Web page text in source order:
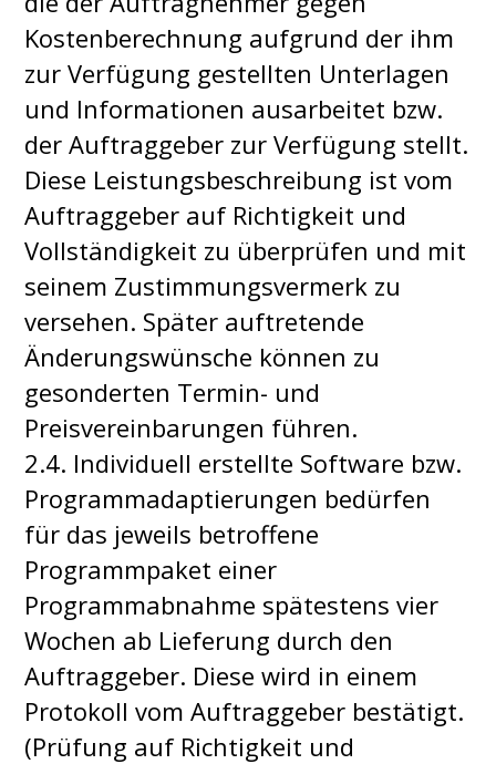
Kostenberechnung aufgrund der ihm
zur Verfügung gestellten Unterlagen
und Informationen ausarbeitet bzw.
der Auftraggeber zur Verfügung stellt.
Diese Leistungsbeschreibung ist vom
Auftraggeber auf Richtigkeit und
Vollständigkeit zu überprüfen und mit
seinem Zustimmungsvermerk zu
versehen. Später auftretende
Änderungswünsche können zu
gesonderten Termin- und
Preisvereinbarungen führen.
2.4. Individuell erstellte Software bzw.
Programmadaptierungen bedürfen
für das jeweils betroffene
Programmpaket einer
Programmabnahme spätestens vier
Wochen ab Lieferung durch den
Auftraggeber. Diese wird in einem
Protokoll vom Auftraggeber bestätigt.
(Prüfung auf Richtigkeit und